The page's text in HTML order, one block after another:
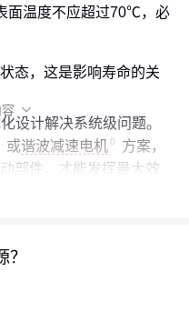
面温度不应超过70℃，必
态，这是影响寿命的关
设计解决系统级问题。
或谐波减速电机
方案，
部件，才能发挥最大效

？